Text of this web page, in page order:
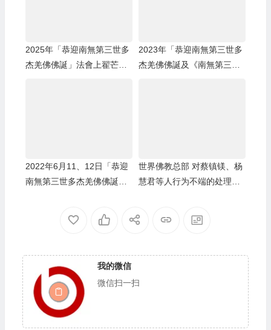
2025年「恭迎南無第三世多
杰羌佛佛誕」法會上翟芒尊
2023年「恭迎南無第三世多
杰羌佛佛誕及《南無第三世
2022年6月11、12日「恭迎
南無第三世多杰羌佛佛誕」
世界佛教总部 对蔡镇镁、杨
慧君等人行为不端的处理决
我的微信
微信扫一扫